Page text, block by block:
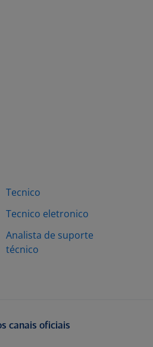
Tecnico
Tecnico eletronico
Analista de suporte
técnico
canais oficiais